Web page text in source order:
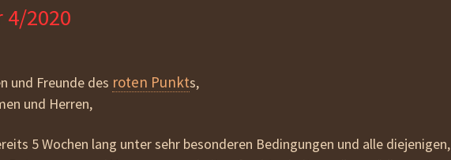
Unseren Newsletter
4/2020
und Freunde des roten Punkts,
und Herren,
5 Wochen lang unter sehr besonderen Bedingungen und alle diejenigen,